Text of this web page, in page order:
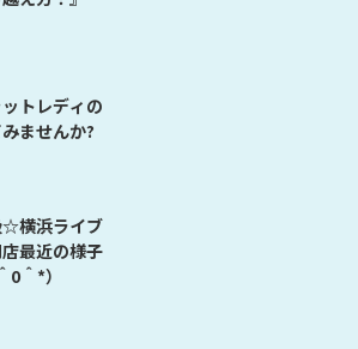
トレディの
ませんか?
☆横浜ライブ
最近の様子
＾*）